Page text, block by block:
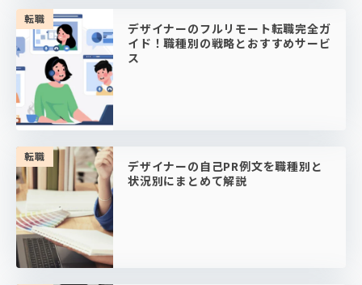
転職
デザイナーのフルリモート転職完全ガ
イド！職種別の戦略とおすすめサービ
ス
転職
デザイナーの自己PR例文を職種別と
状況別にまとめて解説